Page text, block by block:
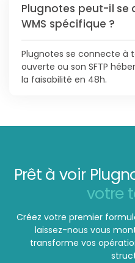
Plugnotes peut-il se
WMS spécifique ?
Plugnotes se connecte à
ouverte ou son SFTP
la faisabilité en 48h.
Prêt à voir
votre
Créez votre premier
laissez-nous vous
transforme vos